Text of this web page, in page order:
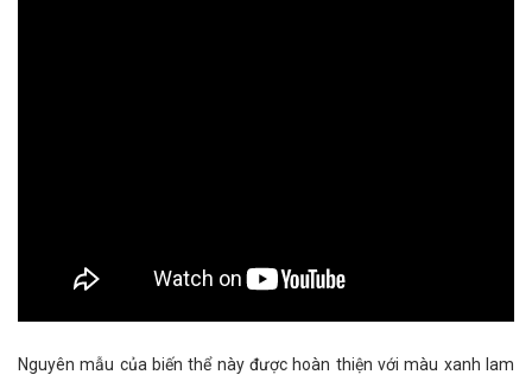
Nguyên mẫu của biến thể này được hoàn thiện với màu xanh lam